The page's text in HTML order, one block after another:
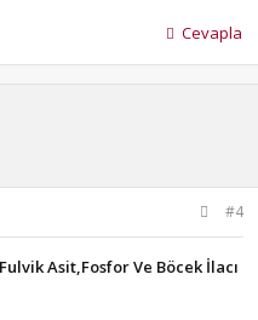
Cevapla
#4
Asit,Fosfor Ve Böcek İlacı